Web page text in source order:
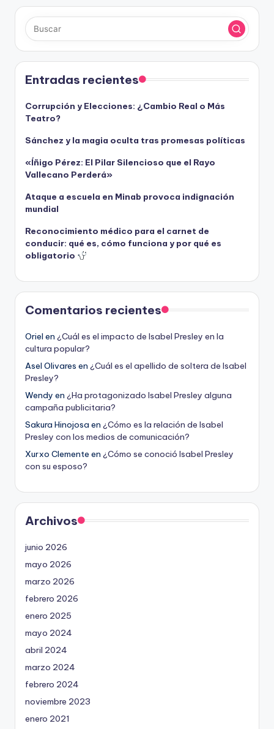
Entradas recientes
Corrupción y Elecciones: ¿Cambio Real o Más
Teatro?
Sánchez y la magia oculta tras promesas políticas
«Íñigo Pérez: El Pilar Silencioso que el Rayo
Vallecano Perderá»
Ataque a escuela en Minab provoca indignación
mundial
Reconocimiento médico para el carnet de
conducir: qué es, cómo funciona y por qué es
obligatorio
Comentarios recientes
Oriel en ¿Cuál es el impacto de Isabel Presley en la
cultura popular?
Asel Olivares en ¿Cuál es el apellido de soltera de Isabel
Presley?
Wendy en ¿Ha protagonizado Isabel Presley alguna
campaña publicitaria?
Sakura Hinojosa en ¿Cómo es la relación de Isabel
Presley con los medios de comunicación?
Xurxo Clemente en ¿Cómo se conoció Isabel Presley
con su esposo?
Archivos
junio 2026
mayo 2026
marzo 2026
febrero 2026
enero 2025
mayo 2024
abril 2024
marzo 2024
febrero 2024
noviembre 2023
enero 2021